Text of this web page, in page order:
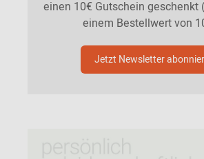
einen 10€ Gutschein geschenkt
einem Bestellwert von
Jetzt Newsletter